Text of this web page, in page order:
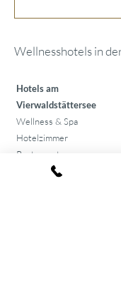
Wellnesshotels in
Hotels am
Vierwaldstättersee
Wellness & Spa
Hotelzimmer
Restaurants
Eventlokale